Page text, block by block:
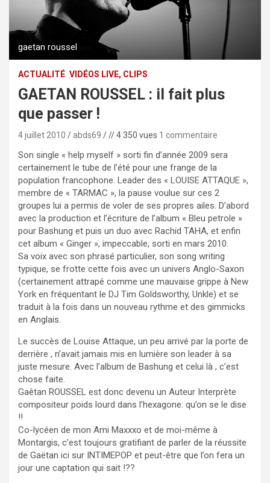
gaetan roussel
ACTUALITÉ VIDÉOS LIVE, CLIPS
GAETAN ROUSSEL : il fait plus
que passer !
4 juillet 2010 abds69 // 4 350 vues 1 commentaire
Son single « help myself » sorti fin d’année 2009 sera
certainement le tube de l’été pour une frange de la
population francophone. Leader des « LOUISE ATTAQUE »,
membre de « TARMAC », la pause voulue sur ces 2
groupes lui a permis de voler de ses propres ailes. D’abord
avec la production et l’écriture de l’album « Bleu petrole »
pour Bashung et puis un duo avec Rachid TAHA, et enfin
cet album « Ginger », impeccable, sorti en mars 2010.
Sa voix avec son phrasé particulier, son song writing
typique, se frotte cette fois avec un univers Anglo-Saxon
(certainement attrapé comme une mauvaise grippe à New
York en fréquentant le DJ Tim Goldsworthy, Unkle) et se
traduit à la fois dans un nouveau rythme et des gimmicks
en Anglais.
Le succès de Louise Attaque, un peu arrivé par la porte de
derrière , n’avait jamais mis en lumière son leader à sa
juste mesure. Avec l’album de Bashung et celui là , c’est
chose faite.
Gaêtan ROUSSEL est donc devenu un Auteur Interprète
compositeur poids lourd dans l’hexagone: qu’on se le dise
!!
Co-lycéen de mon Ami Maxxxo et de moi-même à
Montargis, c’est toujours gratifiant de parler de la réussite
de Gaëtan ici sur INTIMEPOP et peut-être que l’on fera un
jour une captation qui sait !??